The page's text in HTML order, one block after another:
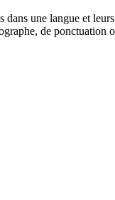
une langue et
de